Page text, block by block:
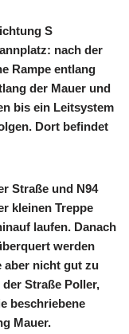
S
nach der
Rampe entlang
der Mauer und
bis ein Leitsystem
Dort befindet
Straße und N94
kleinen Treppe
laufen. Danach
werden
aber nicht gut zu
Straße Poller,
beschriebene
Mauer.